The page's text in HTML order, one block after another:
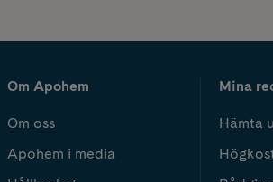
Om Apohem
Om oss
Apohem i media
Mina
Hämta